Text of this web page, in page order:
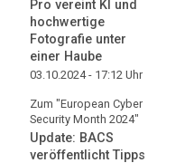
Pro vereint KI und
hochwertige
Fotografie unter
einer Haube
03.10.2024 - 17:12 Uhr
Zum "European Cyber
Security Month 2024"
Update: BACS
veröffentlicht Tipps